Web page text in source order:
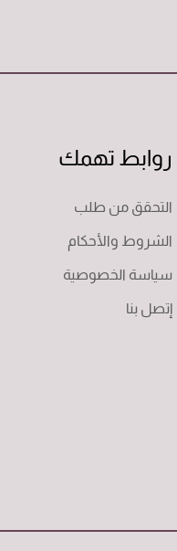
روابط تهمك
التحقق من طلب
الشروط والأحكام
سياسة الخصوصية
إتصل بنا